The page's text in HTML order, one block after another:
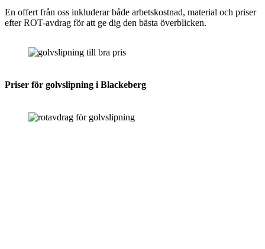
En offert från oss inkluderar både arbetskostnad, material och priser
efter ROT-avdrag för att ge dig den bästa överblicken.
Priser för golvslipning i Blackeberg